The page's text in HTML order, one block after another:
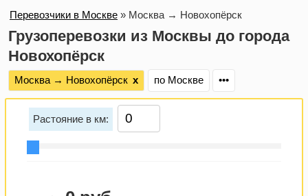
Перевозчики в Москве » Москва → Новохопёрск
Грузоперевозки из Москвы до города
Новохопёрск
Москва → Новохопёрск х по Москве •••
Растояние в км: